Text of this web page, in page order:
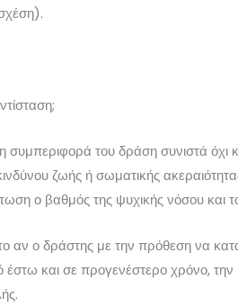
συμπεριφορά του δράση συνιστά
ζωής ή σωματικής
ο βαθμός της ψυχικής νόσου και
αν ο δράστης με την πρόθεση να
και σε προγενέστερο χρόνο, την